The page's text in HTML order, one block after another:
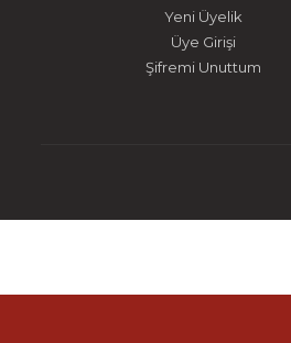
Yeni Üyelik
Üye Girişi
Şifremi Unuttum